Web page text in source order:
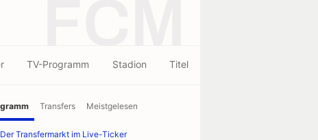
TV-Programm Stadion Titel
Transfers Meistgelesen
Der Transfermarkt im Live-Ticker